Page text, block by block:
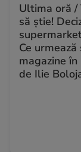
Ultima oră /
să știe!
Ce
magazine
de Ilie